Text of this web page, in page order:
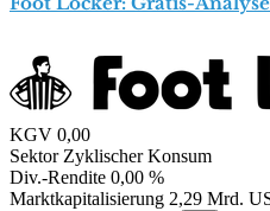
KGV 0,00
Sektor Zyklischer Konsum
Div.-Rendite 0,00 %
Marktkapitalisierung 2,29 Mrd.